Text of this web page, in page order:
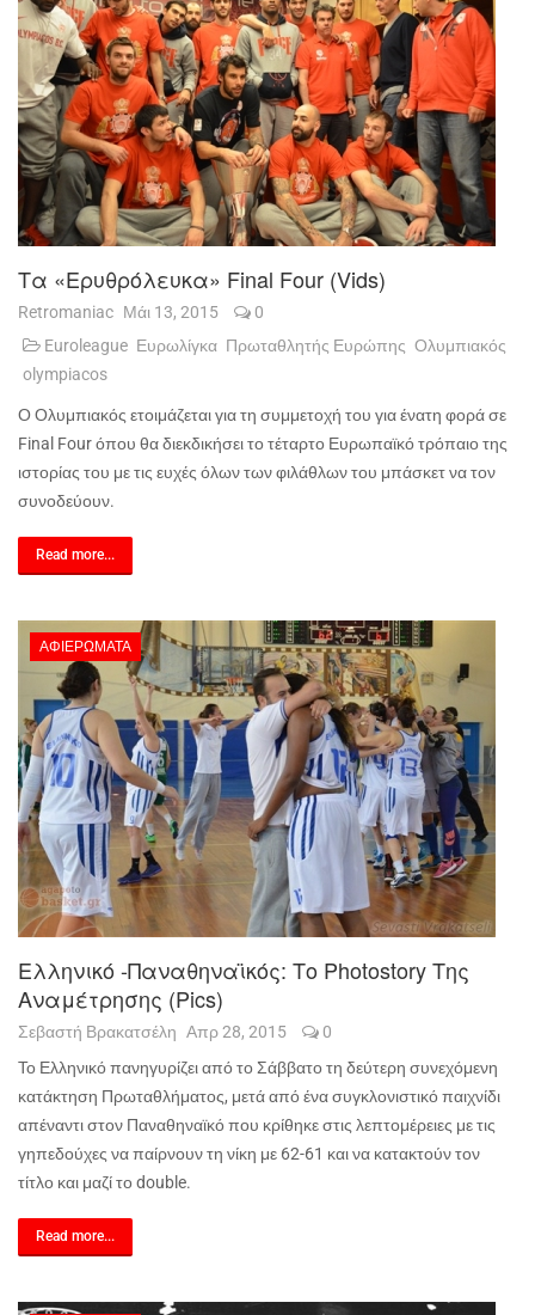
Τα «ερυθρόλευκα» Final Four (vids)
Retromaniac Μάι 13, 2015
0
Euroleague Ευρωλίγκα Πρωταθλητής Ευρώπης Ολυμπιακός
olympiacos
Ο Ολυμπιακός ετοιμάζεται για τη συμμετοχή του για ένατη φορά σε
Final Four όπου θα διεκδικήσει το τέταρτο Ευρωπαϊκό τρόπαιο της
ιστορίας του με τις ευχές όλων των φιλάθλων του μπάσκετ να τον
συνοδεύουν.
Read more...
ΑΦΙΕΡΏΜΑΤΑ
Ελληνικό -Παναθηναϊκός: Το Photostory Της
Αναμέτρησης (pics)
Σεβαστή Βρακατσέλη Απρ 28, 2015
0
Το Ελληνικό πανηγυρίζει από το Σάββατο τη δεύτερη συνεχόμενη
κατάκτηση Πρωταθλήματος, μετά από ένα συγκλονιστικό παιχνίδι
απέναντι στον Παναθηναϊκό που κρίθηκε στις λεπτομέρειες με τις
γηπεδούχες να παίρνουν τη νίκη με 62-61 και να κατακτούν τον
τίτλο και μαζί το double.
Read more...